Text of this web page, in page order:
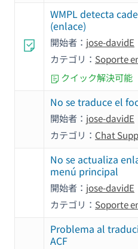
WMPL detecta
(enlace)
開始者： jose-davidE
カテゴリ： Soporte
クイック解決可能
No se traduce el
開始者： jose-davidE
カテゴリ： Chat
No se actualiza
menú principal
開始者： jose-davidE
カテゴリ： Soporte
Problema al
ACF